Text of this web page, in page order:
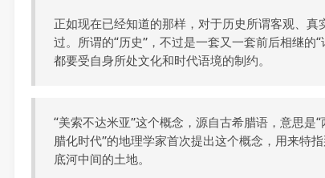
正如现在已经知道的那样，对于历史所谓客观、真
过。所谓的“历史”，不过是一套又一套前后相继的
都要受自身所处文化和时代语境的制约。
“美索不达米亚”这个概念，源自古希腊语，意思是
腊化时代”的地理学家首次提出这个概念，用来特
底河中间的土地。